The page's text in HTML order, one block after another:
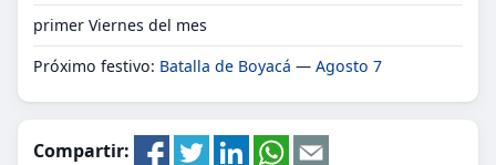
primer Viernes del mes
Próximo festivo: Batalla de Boyacá — Agosto 7
Compartir: